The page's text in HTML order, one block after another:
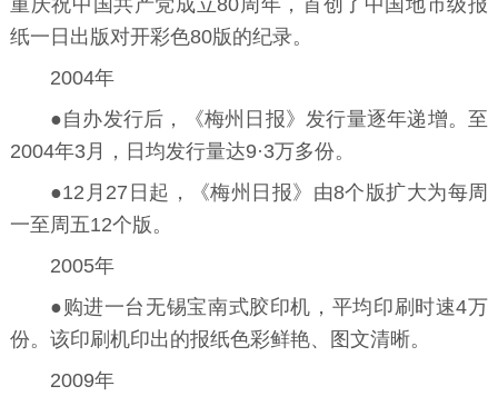
重庆祝中国共产党成立80周年，首创了中国地市级报
纸一日出版对开彩色80版的纪录。
2004年
●自办发行后，《梅州日报》发行量逐年递增。至
2004年3月，日均发行量达9·3万多份。
●12月27日起，《梅州日报》由8个版扩大为每周
一至周五12个版。
2005年
●购进一台无锡宝南式胶印机，平均印刷时速4万
份。该印刷机印出的报纸色彩鲜艳、图文清晰。
2009年